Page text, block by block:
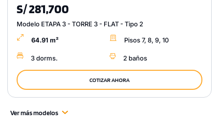
S/ 281,700
Modelo ETAPA 3 - TORRE 3 - FLAT - Tipo 2
64.91 m² Pisos 7, 8, 9, 10
3 dorms. 2 baños
COTIZAR AHORA
Ver más modelos